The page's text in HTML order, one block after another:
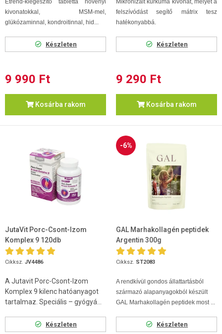
Étrend-kiegészítő tabletta növényi
kivonatokkal, MSM-mel,
glükózaminnal, kondroitinnal, hid...
Készleten
9 990 Ft
Kosárba rakom
Mikronizált kurkuma kivonat, melyet a
felszívódást segítő mátrix tesz
hatékonyabbá.
Készleten
9 290 Ft
Kosárba rakom
JutaVit Porc-Csont-Izom
Komplex 9 120db
Cikksz. JV4486
A Jutavit Porc-Csont-Izom
Komplex 9 kilenc hatóanyagot
tartalmaz. Speciális – gyógyá...
Készleten
-6%
GAL Marhakollagén peptidek
Argentin 300g
Cikksz. ST2083
A rendkívül gondos állattartásból
származó alapanyagokból készült
GAL Marhakollagén peptidek most ...
Készleten